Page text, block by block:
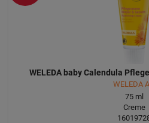
WELEDA baby Calendula
WELEDA
75ml
Creme